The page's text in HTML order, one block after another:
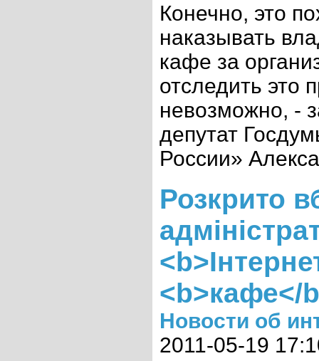
Конечно, это
наказывать
кафе за
отследить это
невозможно, -
депутат
России»
Розкрито
<b>кафе</
Новости об
2011-05-19